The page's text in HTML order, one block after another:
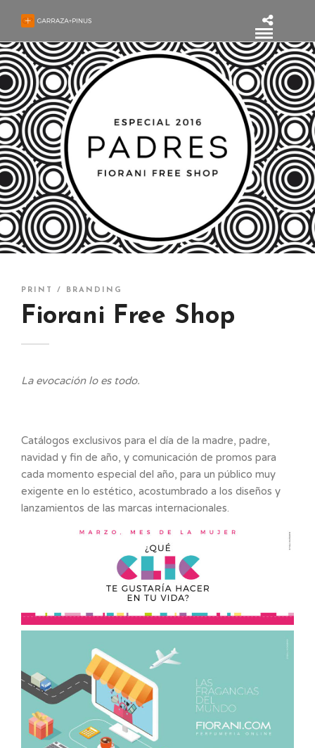
PRINT / BRANDING
Fiorani Free Shop
La evocación lo es todo.
Catálogos exclusivos para el día de la madre, padre,
navidad y fin de año, y comunicación de promos para
cada momento especial del año, para un público muy
exigente en lo estético, acostumbrado a los diseños y
lanzamientos de las marcas internacionales.